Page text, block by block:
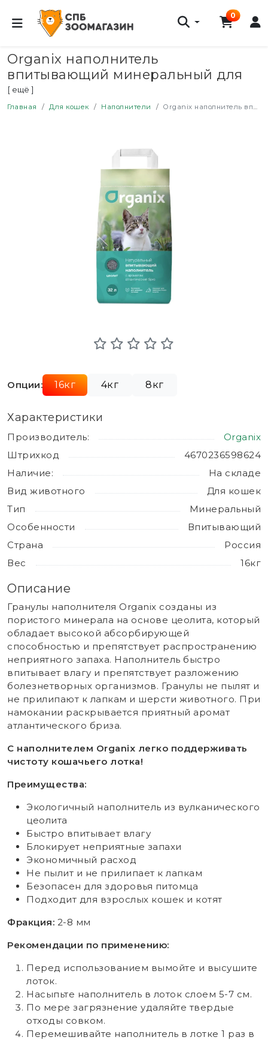
0
Organix наполнитель
впитывающий минеральный для
кошачьего туалета, с ароматом
атлантического бриза - 32 л
[ ещё ]
Главная Для кошек Наполнители Organix наполнитель впитывающий минеральный для кошачьего туалета, с ароматом атлантического бриза - 32 л
Опции: 16кг 4кг 8кг
Характеристики
Производитель:
Organix
Штрихкод
4670236598624
Наличие:
На складе
Вид животного
Для кошек
Тип
Минеральный
Особенности
Впитывающий
Страна
Россия
Вес
16кг
Описание
Гранулы наполнителя Organix созданы из
пористого минерала на основе цеолита, который
обладает высокой абсорбирующей
способностью и препятствует распространению
неприятного запаха. Наполнитель быстро
впитывает влагу и препятствует разложению
болезнетворных организмов. Гранулы не пылят и
не прилипают к лапкам и шерсти животного. При
намокании раскрывается приятный аромат
атлантического бриза.
С наполнителем Organix легко поддерживать
чистоту кошачьего лотка!
Преимущества:
Экологичный наполнитель из вулканического
цеолита
Быстро впитывает влагу
Блокирует неприятные запахи
Экономичный расход
Не пылит и не прилипает к лапкам
Безопасен для здоровья питомца
Подходит для взрослых кошек и котят
Фракция: 2-8 мм
Рекомендации по применению:
Перед использованием вымойте и высушите
лоток.
Насыпьте наполнитель в лоток слоем 5-7 см.
По мере загрязнение удаляйте твердые
отходы совком.
Перемешивайте наполнитель в лотке 1 раз в